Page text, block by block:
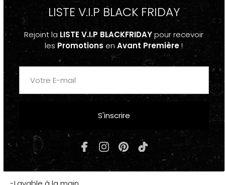
-Casquette baseball snapback Streetwear bleu jean
denim
-Brodée
"LIVING"
-Taille unique Réglable
-Coton, Polyester
LISTE V.I.P BLACK FRIDAY
Rejoint la LISTE V.I.P BLACKFRIDAYpour recevoir
les Promotions en Avant Première!
S'inscrire